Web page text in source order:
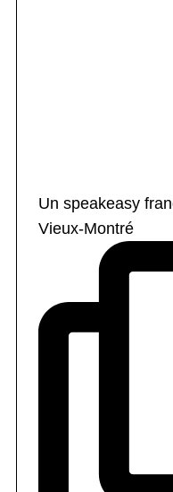
Un speakeasy
Vieux-Montré